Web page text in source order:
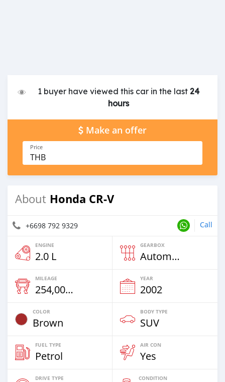
1 buyer have viewed this car in the last24
hours
Make an offer
Price
THB
About Honda CR-V
+6698 792 9329 Call
ENGINE
2.0 L
GEARBOX
Automatic
MILEAGE
254,000 Km
YEAR
2002
COLOR
Brown
BODY TYPE
SUV
FUEL TYPE
Petrol
AIR CON
Yes
DRIVE TYPE CONDITION